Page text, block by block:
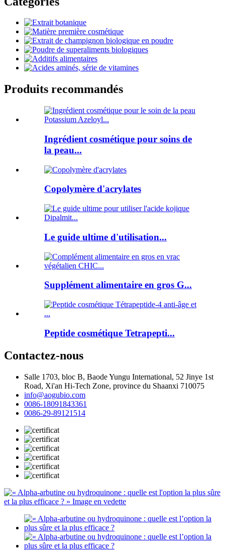
Produits recommandés
Ingrédient cosmétique pour soins de
la peau...
Copolymère d'acrylates
Le guide ultime d'utilisation...
Supplément alimentaire en gros G...
Peptide cosmétique Tetrapepti...
Contactez-nous
Salle 1703, bloc B, Baode Yungu International, 52 Jinye 1st
Road, Xi'an Hi-Tech Zone, province du Shaanxi 710075
info@aogubio.com
0086-18091843361
0086-29-89121514